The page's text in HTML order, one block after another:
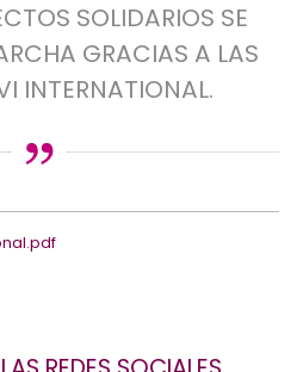
SOLIDARIOS SE
GRACIAS A LAS
INTERNATIONAL.